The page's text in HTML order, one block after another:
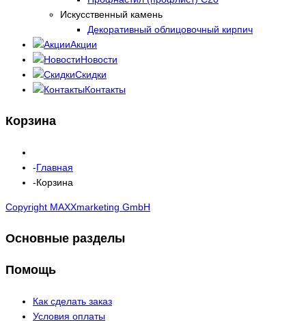
Искусственный камень
Декоративный облицовочный кирпич
Акции
Новости
Скидки
Контакты
Корзина
Главная
Корзина
Copyright MAXXmarketing GmbH
Основные разделы
Помощь
Как сделать заказ
Условия оплаты